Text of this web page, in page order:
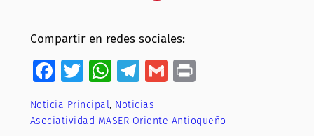
Compartir en redes sociales:
Facebook
Twitter
WhatsApp
Telegram
Gmail
Noticia Principal, Noticias
Asociatividad MASER Oriente Antioqueño